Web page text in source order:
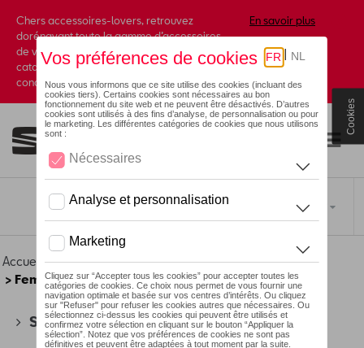
Chers accessoires-lovers, retrouvez
dorénavant toute la gamme d’accessoires
de votre marque préférée sous forme de
catalogue à commander auprès de votre
concessionaire.
En savoir plus
Accueil >Pour vous >Lounge Collection >Vêtements
> Femmes
SEAT(178)
Cookies